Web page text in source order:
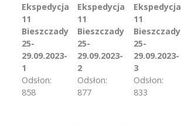
Ekspedycja
11
Bieszczady
25-
29.09.2023-
1
Odsłon:
858
Ekspedycja
11
Bieszczady
25-
29.09.2023-
2
Odsłon:
877
Ekspedycja
11
Bieszczady
25-
29.09.2023-
3
Odsłon:
833